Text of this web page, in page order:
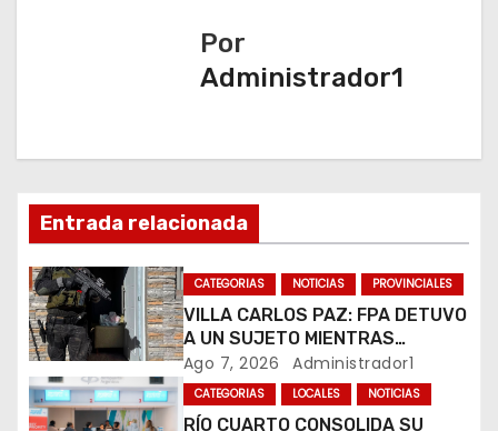
i
ó
n
d
e
e
Por
Administrador1
Entrada relacionada
CATEGORIAS NOTICIAS PROVINCIALES
VILLA CARLOS PAZ: FPA DETUVO
A UN SUJETO MIENTRAS
COMERCIALIZABA COCAÍNA Y
MARIHUANA EN UNA PLAZA
Ago 7, 2026 Administrador1
CATEGORIAS LOCALES NOTICIAS
RÍO CUARTO CONSOLIDA SU